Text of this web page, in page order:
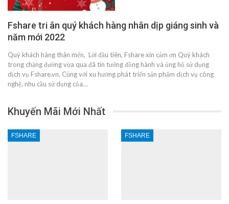
Fshare tri ân quý khách hàng nhân dịp giáng sinh và
năm mới 2022
Quý khách hàng thân mến, Lời đầu tiên, Fshare xin cảm ơn Quý khách
trong chặng đường vừa qua đã tin tưởng đồng hành và ủng hộ sử dụng
dịch vụ Fshare.vn. Cùng với xu hướng phát triển sản phẩm dịch vụ công
nghệ, nhu cầu sử dụng của…
Khuyến Mãi Mới Nhất
FSHARE FSHARE